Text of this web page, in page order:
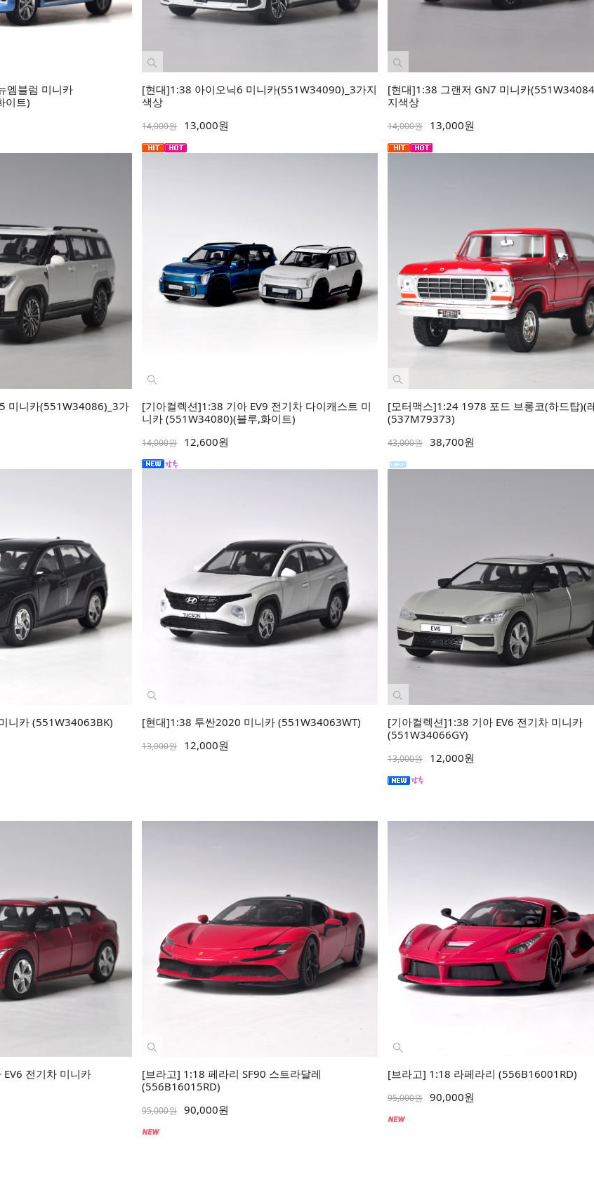
엠블럼 미니카
이트)
[현대]1:38 아이오닉6 미니카(551W34090)_3가지
색상
14,000원 13,000원
[현대]1:38 그랜저 GN7 미니카
지색상
14,000원 13,000원
미니카(551W34086)_3가
[기아컬렉션]1:38 기아 EV9 전기차 다이캐스트 미
니카 (551W34080)(블루,화이트)
14,000원 12,600원
[모터맥스]1:24 1978 포드 브롱코(하드탑)(
(537M79373)
43,000원 38,700원
니카 (551W34063BK) [현대]1:38 투싼2020 미니카 (551W34063WT)
13,000원 12,000원
[기아컬렉션]1:38 기아 EV6 전기차 미니카
(551W34066GY)
13,000원 12,000원
전기차 미니카
[브라고] 1:18 페라리 SF90 스트라달레
(556B16015RD)
95,000원 90,000원
[브라고] 1:18 라페라리 (556B16001RD)
95,000원 90,000원